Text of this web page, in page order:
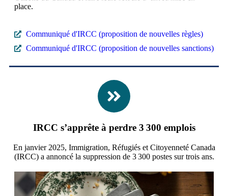
place.
Communiqué d'IRCC (proposition de nouvelles règles)
Communiqué d'IRCC (proposition de nouvelles sanctions)
IRCC s’apprête à perdre 3 300 emplois
En janvier 2025, Immigration, Réfugiés et Citoyenneté Canada
(IRCC) a annoncé la suppression de 3 300 postes sur trois ans.